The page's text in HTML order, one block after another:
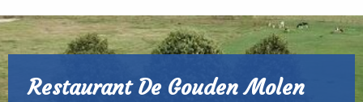
Restaurant De Gouden Molen